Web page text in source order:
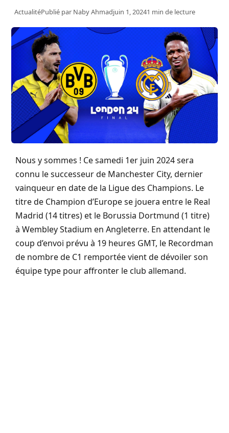
ActualitéPublié par Naby Ahmadjuin 1, 20241 min de lecture
Nous y sommes ! Ce samedi 1er juin 2024 sera
connu le successeur de Manchester City, dernier
vainqueur en date de la Ligue des Champions. Le
titre de Champion d’Europe se jouera entre le Real
Madrid (14 titres) et le Borussia Dortmund (1 titre)
à Wembley Stadium en Angleterre. En attendant le
coup d’envoi prévu à 19 heures GMT, le Recordman
de nombre de C1 remportée vient de dévoiler son
équipe type pour affronter le club allemand.